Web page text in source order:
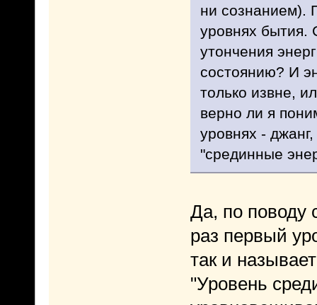
ни сознанием).
уровнях бытия.
утончения
состоянию? И
только извне,
верно ли я
уровнях -
"срединные
Да, по поводу
раз первый
так и
"Уровень